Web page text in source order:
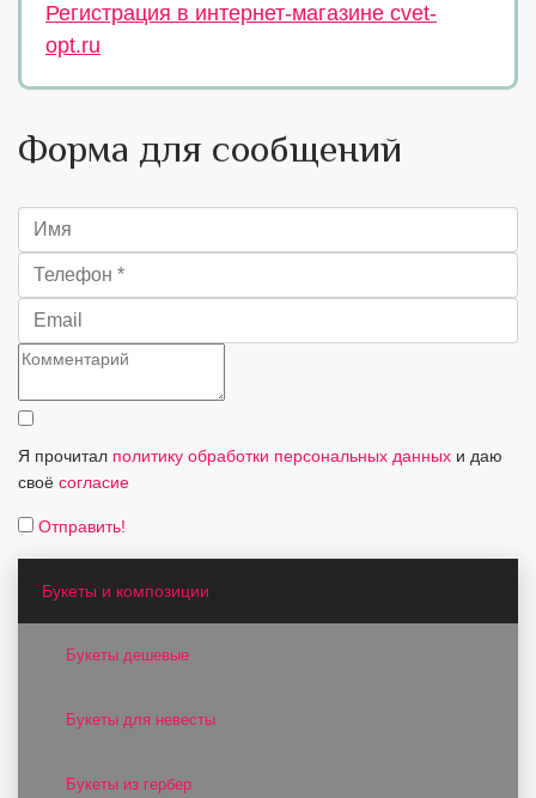
Регистрация в интернет-магазине cvet-
opt.ru
Форма для сообщений
Я прочитал политику обработки персональных данных и даю
своё согласие
Отправить!
Букеты и композиции
Букеты дешевые
Букеты для невесты
Букеты из гербер